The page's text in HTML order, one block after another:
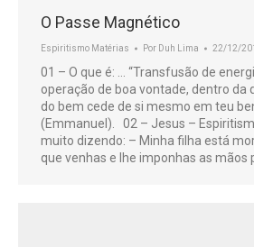
O Passe Magnético
Espiritismo Matérias Por Duh Lima 22/12/
01 – O que é: … “Transfusão de
operação de boa vontade, dentro da
do bem cede de si mesmo em teu
(Emmanuel). 02 – Jesus –
muito dizendo: – Minha filha está
que venhas e lhe imponhas as mãos